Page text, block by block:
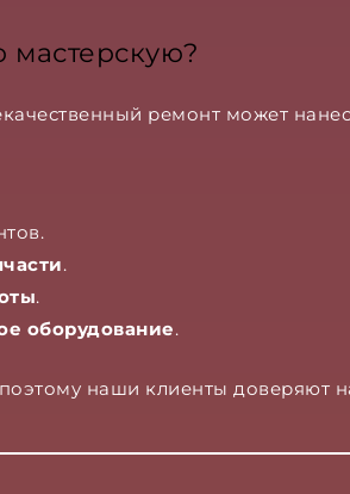
мастерскую?
ремонт может
.
.
оборудование.
наши клиенты доверяют